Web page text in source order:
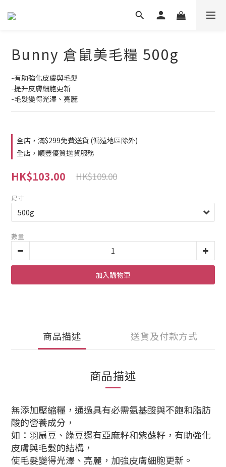
Bunny 倉鼠美毛糧 500g
-有助強化皮膚與毛髮
-提升皮膚細胞更新
-毛髮變得光澤、亮麗
全店，滿$299免費送貨 (偏遠地區除外)
全店，順豐優質送貨服務
HK$103.00 HK$109.00
尺寸
數量
加入購物車
商品描述 送貨及付款方式
商品描述
無添加壓縮糧，通過具有必需氨基酸與不飽和脂肪
酸的營養成分，
如：羽扇豆、綠豆還有亞麻籽和紫蘇籽，有助強化
皮膚與毛髮的結構，
使毛髮變得光澤、亮麗，加強皮膚細胞更新。